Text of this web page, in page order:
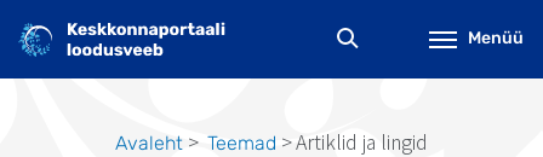
edasi
põhisisu
juurde
Menüü
Avaleht Teemad Artiklid ja lingid